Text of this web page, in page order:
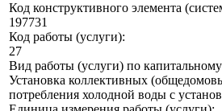
Код конструктивного элемента
197731
Код работы (услуги):
27
Вид работы (услуги) по
Установка коллективных
потребления холодной воды с